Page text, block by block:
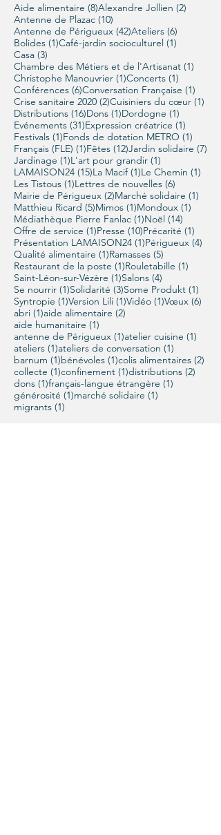
Aide alimentaire (8)8 posts
Alexandre Jollien (2)
Antenne de Plazac (10)
Antenne de Périgueux (42)42 posts
Ateliers (6)
Bolides (1)1 post
Café-jardin socioculturel (1)
Casa (3)
Chambre des Métiers et de l'Artisanat (1)
Christophe Manouvrier (1)1 post
Concerts (1)
Conférences (6)6 posts
Conversation Française (1)
Crise sanitaire 2020 (2)2 posts
Cuisiniers du cœur (1)
Distributions (16)16 posts
Dons (1)1 post
Dordogne (1)
Evénements (31)31 posts
Expression créatrice (1)
Festivals (1)1 post
Fonds de dotation METRO (1)
Français (FLE) (1)1 post
Fêtes (12)12 posts
Jardin solidaire (7)
Jardinage (1)1 post
L'art pour grandir (1)
LAMAISON24 (15)15 posts
La Macif (1)1 post
Le Chemin (1)
Les Tistous (1)1 post
Lettres de nouvelles (6)
Mairie de Périgueux (2)2 posts
Marché solidaire (1)
Matthieu Ricard (5)5 posts
Mimos (1)1 post
Mondoux (1)
Médiathèque Pierre Fanlac (1)1 post
Noël (14)
Offre de service (1)1 post
Presse (10)10 posts
Précarité (1)
Présentation LAMAISON24 (1)1 post
Périgueux (4)
Qualité alimentaire (1)1 post
Ramasses (5)
Restaurant de la poste (1)1 post
Rouletabille (1)
Saint-Léon-sur-Vézère (1)1 post
Salons (4)
Se nourrir (1)1 post
Solidarité (3)3 posts
Some Produkt (1)
Syntropie (1)1 post
Version Lili (1)1 post
Vidéo (1)1 post
Vœux (6)
abri (1)1 post
aide alimentaire (2)
aide humanitaire (1)
antenne de Périgueux (1)1 post
atelier cuisine (1)
ateliers (1)1 post
ateliers de conversation (1)
barnum (1)1 post
bénévoles (1)1 post
colis alimentaires (2)
collecte (1)1 post
confinement (1)1 post
distributions (2)
dons (1)1 post
français-langue étrangère (1)
générosité (1)1 post
marché solidaire (1)
migrants (1)